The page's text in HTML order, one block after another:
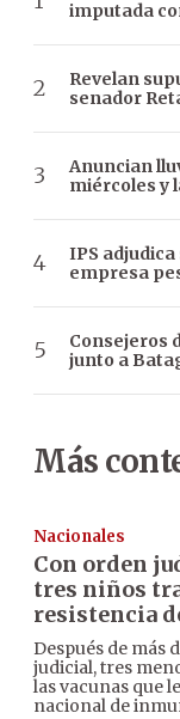
imputada
Revelan
senador
Anuncian
miércoles y
IPS
empresa
Consejeros
junto a
Más
Nacionales
Con orden
tres niños
resistencia
Después de más
judicial, tres
las vacunas que
nacional de